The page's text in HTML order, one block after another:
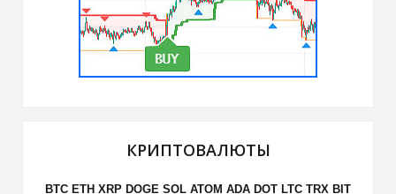
КРИПТОВАЛЮТЫ
BTC ETH XRP DOGE SOL ATOM ADA DOT LTC TRX BIT